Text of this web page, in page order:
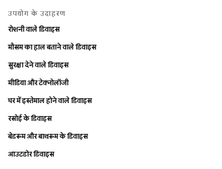
उपयोग के उदाहरण
रोशनी वाले डिवाइस
मौसम का हाल बताने वाले डिवाइस
सुरक्षा देने वाले डिवाइस
मीडिया और टेक्नोलॉजी
घर में इस्तेमाल होने वाले डिवाइस
रसोई के डिवाइस
बेडरूम और बाथरूम के डिवाइस
आउटडोर डिवाइस